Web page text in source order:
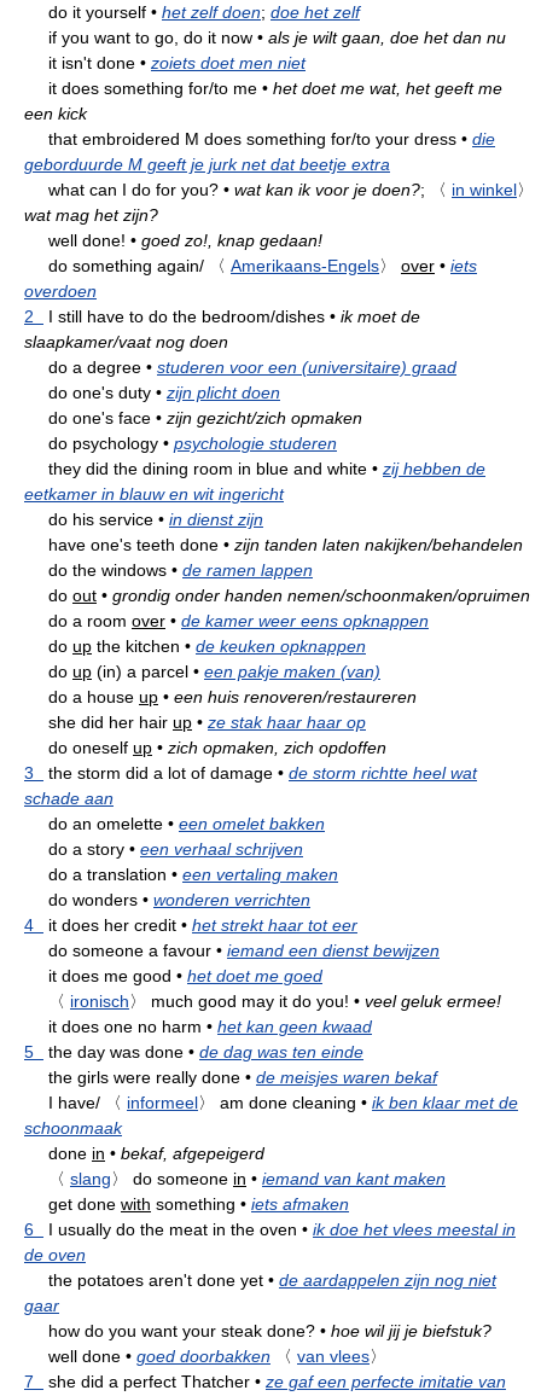
do it yourself • het zelf doen; doe het zelf
if you want to go, do it now • als je wilt gaan, doe het dan nu
it isn't done • zoiets doet men niet
it does something for/to me • het doet me wat, het geeft me
een kick
that embroidered M does something for/to your dress • die
geborduurde M geeft je jurk net dat beetje extra
what can I do for you? • wat kan ik voor je doen?; 〈 in winkel〉
wat mag het zijn?
well done! • goed zo!, knap gedaan!
do something again/
〈 Amerikaans-Engels〉 over • iets
overdoen
2
I still have to do the bedroom/dishes • ik moet de
slaapkamer/vaat nog doen
do a degree • studeren voor een (universitaire) graad
do one's duty • zijn plicht doen
do one's face • zijn gezicht/zich opmaken
do psychology • psychologie studeren
they did the dining room in blue and white • zij hebben de
eetkamer in blauw en wit ingericht
do his service • in dienst zijn
have one's teeth done • zijn tanden laten nakijken/behandelen
do the windows • de ramen lappen
do out • grondig onder handen nemen/schoonmaken/opruimen
do a room over • de kamer weer eens opknappen
do up the kitchen • de keuken opknappen
do up (in) a parcel • een pakje maken (van)
do a house up • een huis renoveren/restaureren
she did her hair up • ze stak haar haar op
do oneself up • zich opmaken, zich opdoffen
3
the storm did a lot of damage • de storm richtte heel wat
schade aan
do an omelette • een omelet bakken
do a story • een verhaal schrijven
do a translation • een vertaling maken
do wonders • wonderen verrichten
4
it does her credit • het strekt haar tot eer
do someone a favour • iemand een dienst bewijzen
it does me good • het doet me goed
〈 ironisch〉 much good may it do you! • veel geluk ermee!
it does one no harm • het kan geen kwaad
5
the day was done • de dag was ten einde
the girls were really done • de meisjes waren bekaf
I have/
〈 informeel〉 am done cleaning • ik ben klaar met de
schoonmaak
done in • bekaf, afgepeigerd
〈 slang〉 do someone in • iemand van kant maken
get done with something • iets afmaken
6
I usually do the meat in the oven • ik doe het vlees meestal in
de oven
the potatoes aren't done yet • de aardappelen zijn nog niet
gaar
how do you want your steak done? • hoe wil jij je biefstuk?
well done • goed doorbakken 〈 van vlees〉
7
she did a perfect Thatcher • ze gaf een perfecte imitatie van